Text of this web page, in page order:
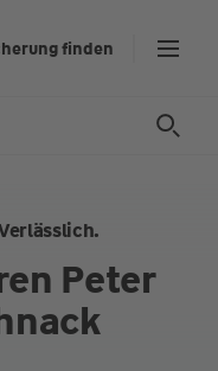
finden
Peter